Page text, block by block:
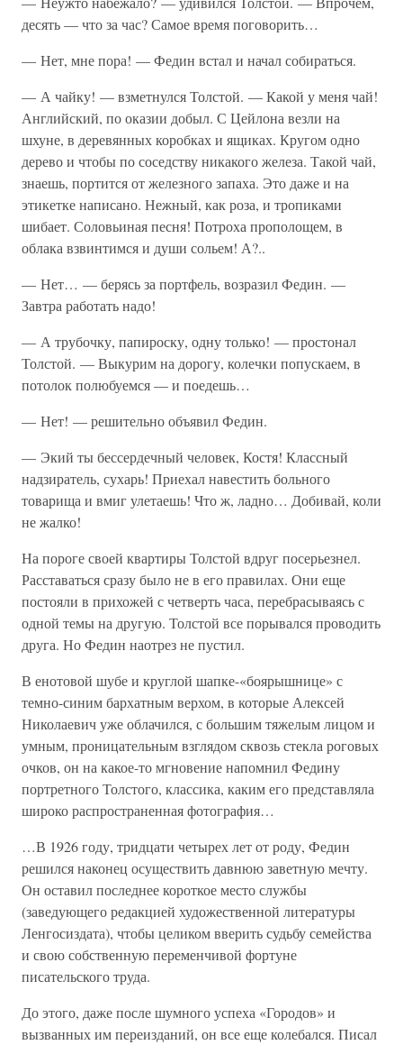
десять — что за час? Самое время поговорить…
— Нет, мне пора! — Федин встал и начал собираться.
— А чайку! — взметнулся Толстой. — Какой у меня чай!
Английский, по оказии добыл. С Цейлона везли на
шхуне, в деревянных коробках и ящиках. Кругом одно
дерево и чтобы по соседству никакого железа. Такой чай,
знаешь, портится от железного запаха. Это даже и на
этикетке написано. Нежный, как роза, и тропиками
шибает. Соловьиная песня! Потроха прополощем, в
облака взвинтимся и души сольем! А?..
— Нет… — берясь за портфель, возразил Федин. —
Завтра работать надо!
— А трубочку, папироску, одну только! — простонал
Толстой. — Выкурим на дорогу, колечки попускаем, в
потолок полюбуемся — и поедешь…
— Нет! — решительно объявил Федин.
— Экий ты бессердечный человек, Костя! Классный
надзиратель, сухарь! Приехал навестить больного
товарища и вмиг улетаешь! Что ж, ладно… Добивай, коли
не жалко!
На пороге своей квартиры Толстой вдруг посерьезнел.
Расставаться сразу было не в его правилах. Они еще
постояли в прихожей с четверть часа, перебрасываясь с
одной темы на другую. Толстой все порывался проводить
друга. Но Федин наотрез не пустил.
В енотовой шубе и круглой шапке-«боярышнице» с
темно-синим бархатным верхом, в которые Алексей
Николаевич уже облачился, с большим тяжелым лицом и
умным, проницательным взглядом сквозь стекла роговых
очков, он на какое-то мгновение напомнил Федину
портретного Толстого, классика, каким его представляла
широко распространенная фотография…
…В 1926 году, тридцати четырех лет от роду, Федин
решился наконец осуществить давнюю заветную мечту.
Он оставил последнее короткое место службы
(заведующего редакцией художественной литературы
Ленгосиздата), чтобы целиком вверить судьбу семейства
и свою собственную переменчивой фортуне
писательского труда.
До этого, даже после шумного успеха «Городов» и
вызванных им переизданий, он все еще колебался. Писал